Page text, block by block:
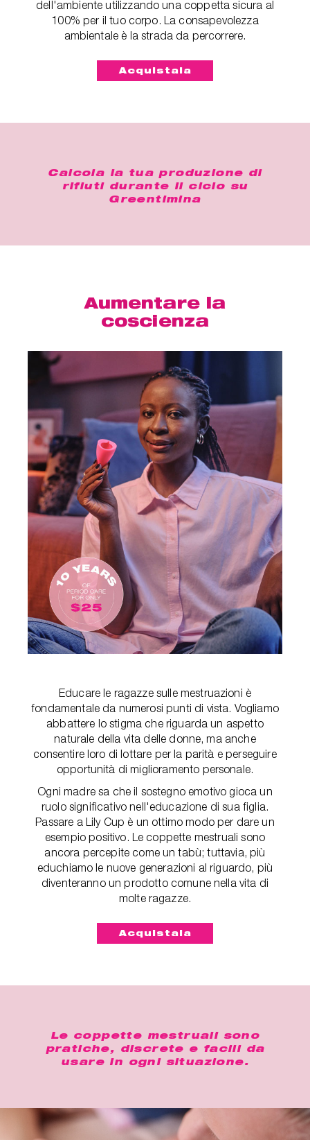
dell'ambiente utilizzando una coppetta sicura al
100% per il tuo corpo. La consapevolezza
ambientale è la strada da percorrere.
Acquistala
Calcola la tua produzione di
rifiuti durante il ciclo su
Greentimina
Aumentare la
coscienza
Educare le ragazze sulle mestruazioni è
fondamentale da numerosi punti di vista. Vogliamo
abbattere lo stigma che riguarda un aspetto
naturale della vita delle donne, ma anche
consentire loro di lottare per la parità e perseguire
opportunità di miglioramento personale.
Ogni madre sa che il sostegno emotivo gioca un
ruolo significativo nell'educazione di sua figlia.
Passare a Lily Cup è un ottimo modo per dare un
esempio positivo. Le coppette mestruali sono
ancora percepite come un tabù; tuttavia, più
educhiamo le nuove generazioni al riguardo, più
diventeranno un prodotto comune nella vita di
molte ragazze.
Acquistala
Le coppette mestruali sono
pratiche, discrete e facili da
usare in ogni situazione.